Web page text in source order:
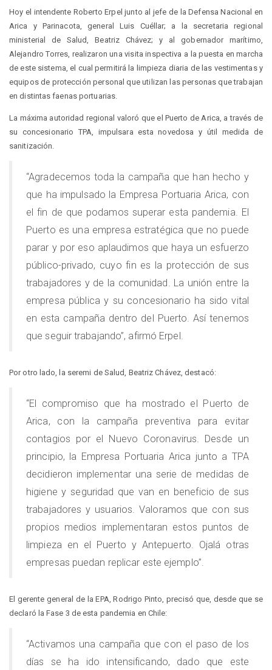
Hoy el intendente Roberto Erpel junto al jefe de la Defensa Nacional en
Arica y Parinacota, general Luis Cuéllar; a la secretaria regional
ministerial de Salud, Beatriz Chávez; y al gobernador marítimo,
Alejandro Torres, realizaron una visita inspectiva a la puesta en marcha
de este sistema, el cual permitirá la limpieza diaria de las vestimentas y
equipos de protección personal que utilizan las personas que trabajan
en distintas faenas portuarias.
La máxima autoridad regional valoró que el Puerto de Arica, a través de
su concesionario TPA, impulsara esta novedosa y útil medida de
sanitización.
“Agradecemos toda la campaña que han hecho y
que ha impulsado la Empresa Portuaria Arica, con
el fin de que podamos superar esta pandemia. El
Puerto es una empresa estratégica que no puede
parar y por eso aplaudimos que haya un esfuerzo
público-privado, cuyo fin es la protección de sus
trabajadores y de la comunidad. La unión entre la
empresa pública y su concesionario ha sido vital
en esta campaña dentro del Puerto. Así tenemos
que seguir trabajando”, afirmó Erpel.
Por otro lado, la seremi de Salud, Beatriz Chávez, destacó:
“El compromiso que ha mostrado el Puerto de
Arica, con la campaña preventiva para evitar
contagios por el Nuevo Coronavirus. Desde un
principio, la Empresa Portuaria Arica junto a TPA
decidieron implementar una serie de medidas de
higiene y seguridad que van en beneficio de sus
trabajadores y usuarios. Valoramos que con sus
propios medios implementaran estos puntos de
limpieza en el Puerto y Antepuerto. Ojalá otras
empresas puedan replicar este ejemplo”.
El gerente general de la EPA, Rodrigo Pinto, precisó que, desde que se
declaró la Fase 3 de esta pandemia en Chile:
“Activamos una campaña que con el paso de los
días se ha ido intensificando, dado que este